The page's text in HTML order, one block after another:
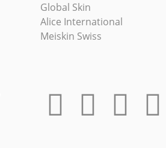
Global Skin
Alice International
Meiskin Swiss